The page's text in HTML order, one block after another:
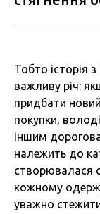
Тобто історія
важливу річ:
придбати
покупки,
іншим
належить до
створювалася
кожному
уважно